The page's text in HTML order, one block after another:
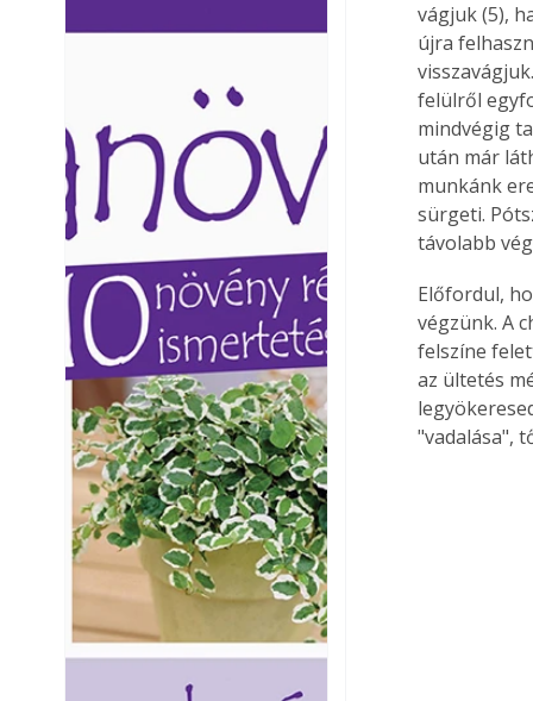
Ezermester
Laptapir kényelmes
mert: – t
vágjuk (5),
újra
felülről
mindvégig
után már
munkánk
sürgeti.
távolabb
Előfordul,
végzünk. A
felszíne
az ültetés
"vadalása",